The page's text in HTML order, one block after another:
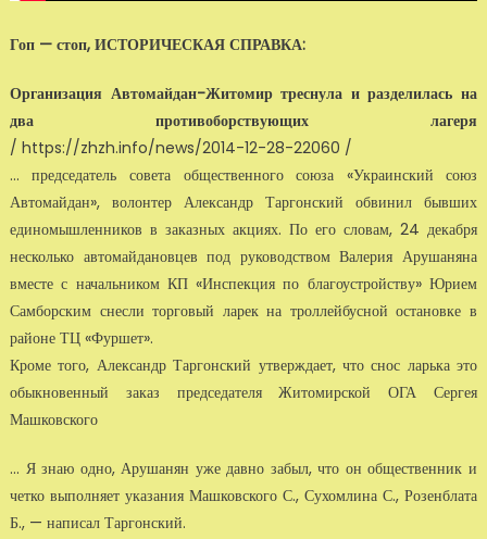
Гоп — стоп, ИСТОРИЧЕСКАЯ СПРАВКА:
Организация Автомайдан-Житомир треснула и разделилась на
два противоборствующих лагеря
/ https://zhzh.info/news/2014-12-28-22060 /
... председатель совета общественного союза «Украинский союз
Автомайдан», волонтер Александр Таргонский обвинил бывших
единомышленников в заказных акциях. По его словам, 24 декабря
несколько автомайдановцев под руководством Валерия Арушаняна
вместе с начальником КП «Инспекция по благоустройству» Юрием
Самборским снесли торговый ларек на троллейбусной остановке в
районе ТЦ «Фуршет».
Кроме того, Александр Таргонский утверждает, что снос ларька это
обыкновенный заказ председателя Житомирской ОГА Сергея
Машковского
... Я знаю одно, Арушанян уже давно забыл, что он общественник и
четко выполняет указания Машковского С., Сухомлина С., Розенблата
Б., — написал Таргонский.